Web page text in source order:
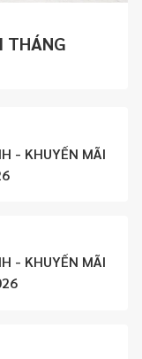
THÁNG
- KHUYẾN MÃI
- KHUYẾN MÃI